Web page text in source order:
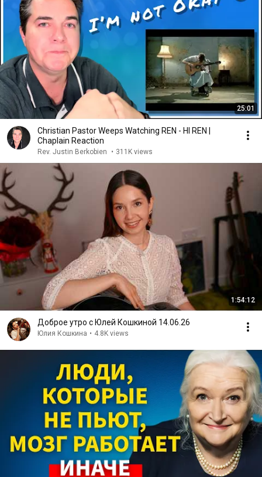
25:01
Christian Pastor Weeps Watching REN - HI REN |
Chaplain Reaction
Rev. Justin Berkobien • 311K views
1:54:12
Доброе утро с Юлей Кошкиной 14.06.26
Юлия Кошкина • 4.8K views